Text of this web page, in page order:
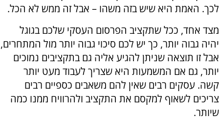
לכך. האמת היא שיש בזה משהו – אבל זה ממש לא הכל.
מצד אחד, ככל שתקציב הפרסום העסקי שלכם בגוגל
יהיה גבוה יותר, כך יש לכם סיכוי גבוה יותר מול המתחרים,
אבל זו תוצאה שניתן להגיע אליה גם בתקציבים נמוכים
יותר, גם אם המשמעות היא שצריך לעבוד מעט יותר
קשה. עסקים רבים שאין להם משאבים כספיים רבים
צריכים לשאוף למקסם את התקציב ולהרוויח ממנו כמה
שיותר.